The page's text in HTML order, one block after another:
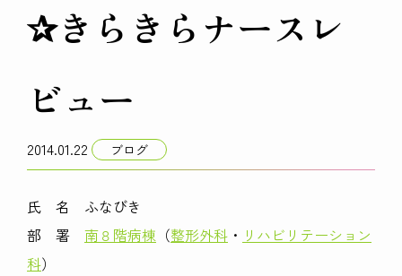
✰きらきらナースレ
ビュー
2014.01.22 ブログ
氏 名 ふなびき
部 署 南８階病棟 （整形外科 ・ リハビリテーション
科）